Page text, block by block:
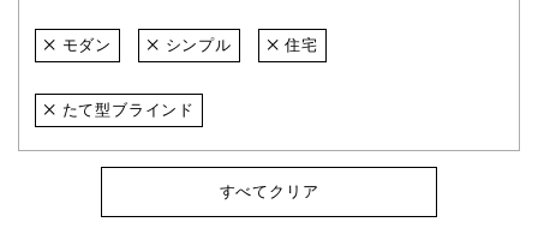
モダン シンプル 住宅
たて型ブラインド
すべてクリア